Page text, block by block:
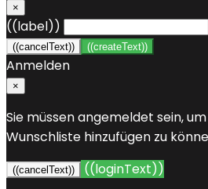
×
((label))
((cancelText)) ((createText))
Anmelden
×
Sie müssen angemeldet sein,
Wunschliste hinzufügen zu
((cancelText)) ((loginText))